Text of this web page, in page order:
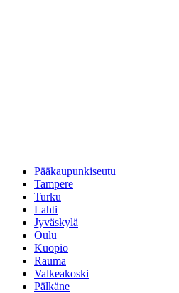
Pääkaupunkiseutu
Tampere
Turku
Lahti
Jyväskylä
Oulu
Kuopio
Rauma
Valkeakoski
Pälkäne